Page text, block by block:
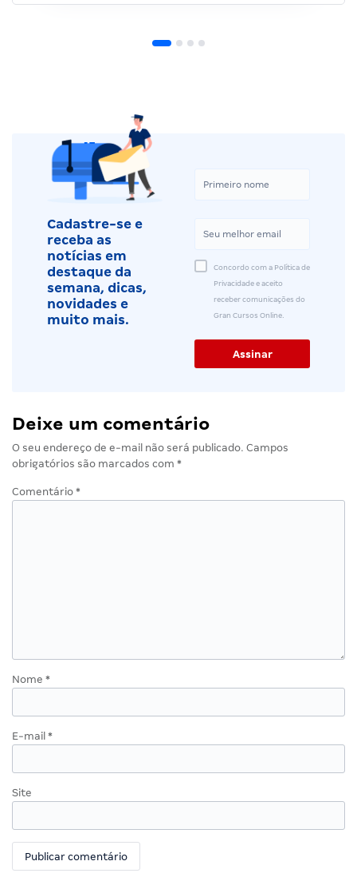
Cadastre-se e
receba as
notícias em
destaque da
semana, dicas,
novidades e
muito mais.
Concordo com a Política de
Privacidade e aceito
receber comunicações do
Gran Cursos Online.
Deixe um comentário
O seu endereço de e-mail não será publicado. Campos
obrigatórios são marcados com *
Comentário *
Nome *
E-mail *
Site